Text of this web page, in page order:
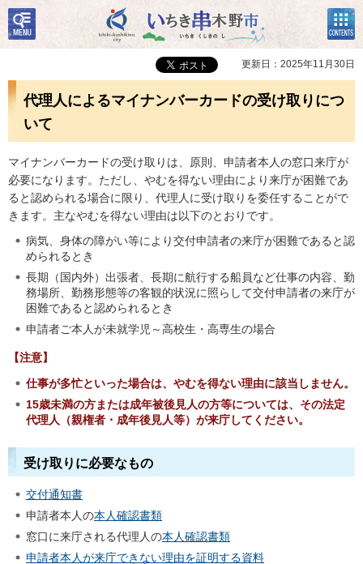
いちき串木野市
検
索・
共通
コン
テン
ツメ
ニュ
更新日：2025年11月30日
代理人によるマイナンバーカードの受け取りにつ
いて
マイナンバーカードの受け取りは、原則、申請者本人の窓口来庁が
必要になります。ただし、やむを得ない理由により来庁が困難であ
ると認められる場合に限り、代理人に受け取りを委任することがで
きます。主なやむを得ない理由は以下のとおりです。
病気、身体の障がい等により交付申請者の来庁が困難であると認
められるとき
長期（国内外）出張者、長期に航行する船員など仕事の内容、勤
務場所、勤務形態等の客観的状況に照らして交付申請者の来庁が
困難であると認められるとき
申請者ご本人が未就学児～高校生・高専生の場合
【注意】
仕事が多忙といった場合は、やむを得ない理由に該当しません。
15歳未満の方または成年被後見人の方等については、その法定
代理人（親権者・成年後見人等）が来庁してください。
受け取りに必要なもの
交付通知書
申請者本人の本人確認書類
窓口に来庁される代理人の本人確認書類
申請者本人が来庁できない理由を証明する資料